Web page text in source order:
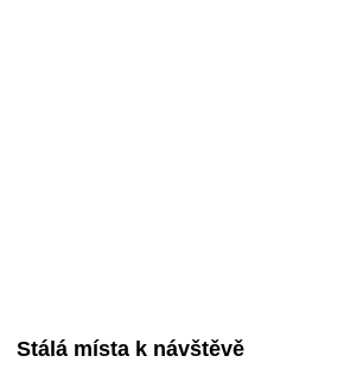
Stálá místa k návštěvě